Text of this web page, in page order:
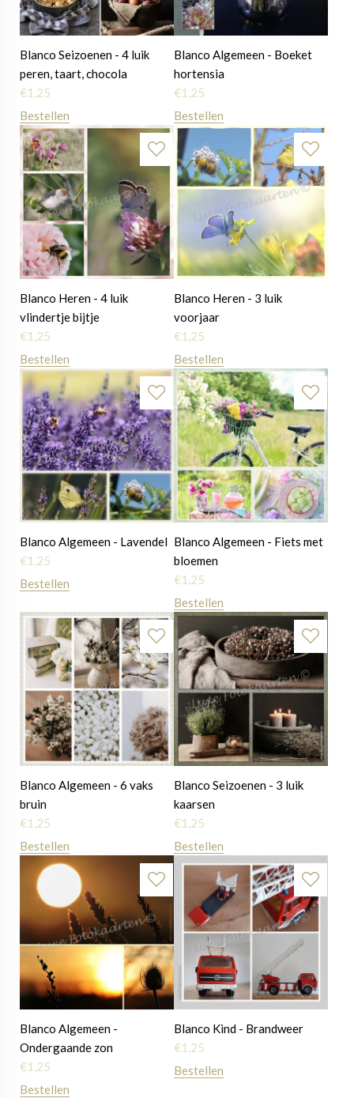
Blanco Seizoenen - 4 luik
peren, taart, chocola
€1,25
Bestellen
Blanco Algemeen - Boeket
hortensia
€1,25
Bestellen
Blanco Heren - 4 luik
vlindertje bijtje
€1,25
Bestellen
Blanco Heren - 3 luik
voorjaar
€1,25
Bestellen
Blanco Algemeen - Lavendel
€1,25
Bestellen
Blanco Algemeen - Fiets met
bloemen
€1,25
Bestellen
Blanco Algemeen - 6 vaks
bruin
€1,25
Bestellen
Blanco Seizoenen - 3 luik
kaarsen
€1,25
Bestellen
Blanco Algemeen -
Ondergaande zon
€1,25
Bestellen
Blanco Kind - Brandweer
€1,25
Bestellen